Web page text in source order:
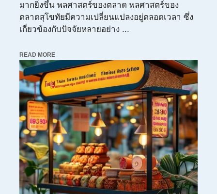
มากยิ่งขึ้น พลศาสตร์ของตลาด พลศาสตร์ของ
ตลาดสุโขทัยมีความเปลี่ยนแปลงอยู่ตลอดเวลา ซึ่ง
เกี่ยวข้องกับปัจจัยหลายอย่าง ...
READ MORE